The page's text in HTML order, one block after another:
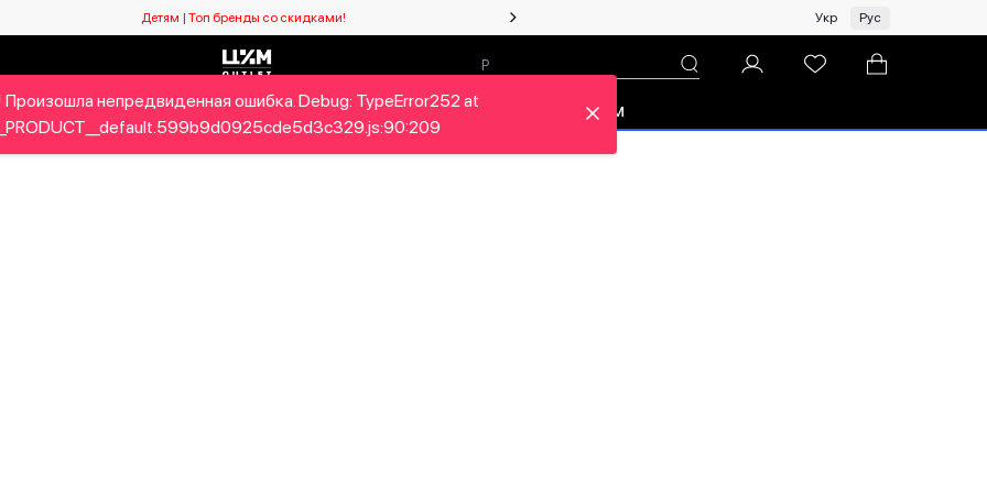
Детям | Топ бренды со скидками! Женщинам | Топ бренды со скидками!
Укр Рус
Детям Home&Gifts Бренды Новый сезон Про ЦУМ
Произошла непредвиденная ошибка. Debug: TypeError252 at